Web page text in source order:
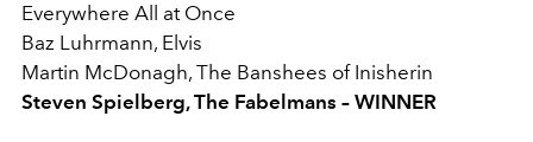
Everywhere All at Once
Baz Luhrmann, Elvis
Martin McDonagh, The Banshees of Inisherin
Steven Spielberg, The Fabelmans – WINNER